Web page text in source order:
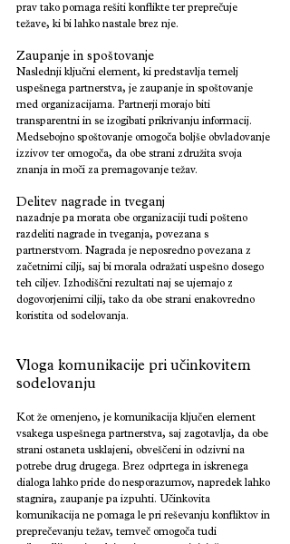
prav tako pomaga rešiti konflikte ter preprečuje
težave, ki bi lahko nastale brez nje.
Zaupanje in spoštovanje
Naslednji ključni element, ki predstavlja temelj
uspešnega partnerstva, je zaupanje in spoštovanje
med organizacijama. Partnerji morajo biti
transparentni in se izogibati prikrivanju informacij.
Medsebojno spoštovanje omogoča boljše obvladovanje
izzivov ter omogoča, da obe strani združita svoja
znanja in moči za premagovanje težav.
Delitev nagrade in tveganj
nazadnje pa morata obe organizaciji tudi pošteno
razdeliti nagrade in tveganja, povezana s
partnerstvom. Nagrada je neposredno povezana z
začetnimi cilji, saj bi morala odražati uspešno dosego
teh ciljev. Izhodiščni rezultati naj se ujemajo z
dogovorjenimi cilji, tako da obe strani enakovredno
koristita od sodelovanja.
Vloga komunikacije pri učinkovitem
sodelovanju
Kot že omenjeno, je komunikacija ključen element
vsakega uspešnega partnerstva, saj zagotavlja, da obe
strani ostaneta usklajeni, obveščeni in odzivni na
potrebe drug drugega. Brez odprtega in iskrenega
dialoga lahko pride do nesporazumov, napredek lahko
stagnira, zaupanje pa izpuhti. Učinkovita
komunikacija ne pomaga le pri reševanju konfliktov in
preprečevanju težav, temveč omogoča tudi